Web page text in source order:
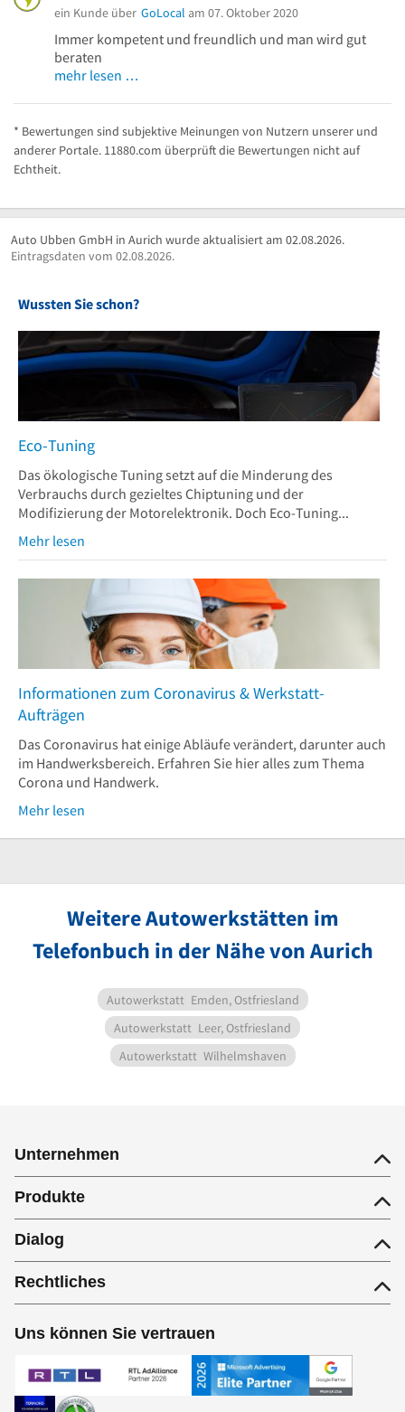
ein Kunde über GoLocal am 07. Oktober 2020
Immer kompetent und freundlich und man wird gut
beraten
mehr lesen …
* Bewertungen sind subjektive Meinungen von Nutzern unserer und
anderer Portale. 11880.com überprüft die Bewertungen nicht auf
Echtheit.
Auto Ubben GmbH in Aurich wurde aktualisiert am 02.08.2026.
Eintragsdaten vom 02.08.2026.
Wussten Sie schon?
Eco-Tuning
Das ökologische Tuning setzt auf die Minderung des
Verbrauchs durch gezieltes Chiptuning und der
Modifizierung der Motorelektronik. Doch Eco-Tuning...
Mehr lesen
Informationen zum Coronavirus & Werkstatt-
Aufträgen
Das Coronavirus hat einige Abläufe verändert, darunter auch
im Handwerksbereich. Erfahren Sie hier alles zum Thema
Corona und Handwerk.
Mehr lesen
Weitere Autowerkstätten im
Telefonbuch in der Nähe von Aurich
Autowerkstatt Emden, Ostfriesland
Autowerkstatt Leer, Ostfriesland
Autowerkstatt Wilhelmshaven
Unternehmen
Produkte
Dialog
Rechtliches
Uns können Sie vertrauen